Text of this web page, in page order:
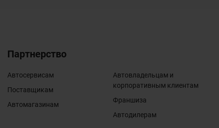
Партнерство
Автосервисам
Поставщикам
Автомагазинам
Автовладельцам и
корпоративным клиентам
Франшиза
Автодилерам